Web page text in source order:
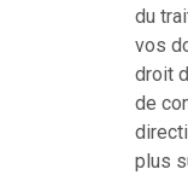
du
vos
droit
de
plus